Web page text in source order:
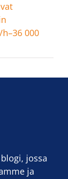
000
blogi, jossa
ja